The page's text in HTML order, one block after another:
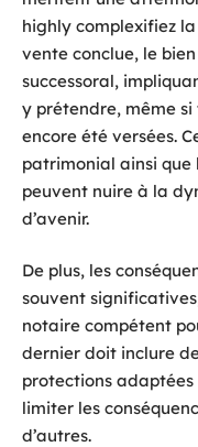
highly complexifiez
vente conclue, le
successoral,
y prétendre, même si
encore été versées.
patrimonial ainsi que
peuvent nuire à la
d’avenir.
De plus, les
souvent
notaire compétent
dernier doit inclure
protections adaptées
limiter les
d’autres.